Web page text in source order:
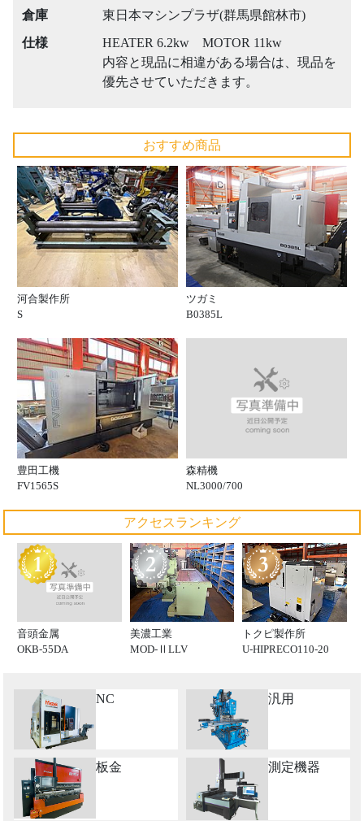
倉庫
東日本マシンプラザ(群馬県館林市)
仕様
HEATER 6.2kw MOTOR 11kw
内容と現品に相違がある場合は、現品を
優先させていただきます。
おすすめ商品
河合製作所
S
ツガミ
B0385L
豊田工機
FV1565S
森精機
NL3000/700
アクセスランキング
音頭金属
OKB-55DA
美濃工業
MOD-ⅡLLV
トクピ製作所
U-HIPRECO110-20
NC 汎用
板金 測定機器